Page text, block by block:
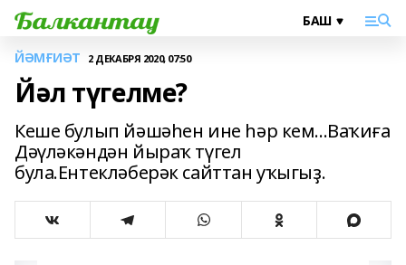
ЙӘМҒИӘТ 2 ДЕКАБРЯ 2020, 07:50
Йәл түгелме?
Кеше булып йәшәһен ине һәр кем...Ваҡиға
Дәүләкәндән йыраҡ түгел
була.Ентекләберәк сайттан уҡыгыҙ.